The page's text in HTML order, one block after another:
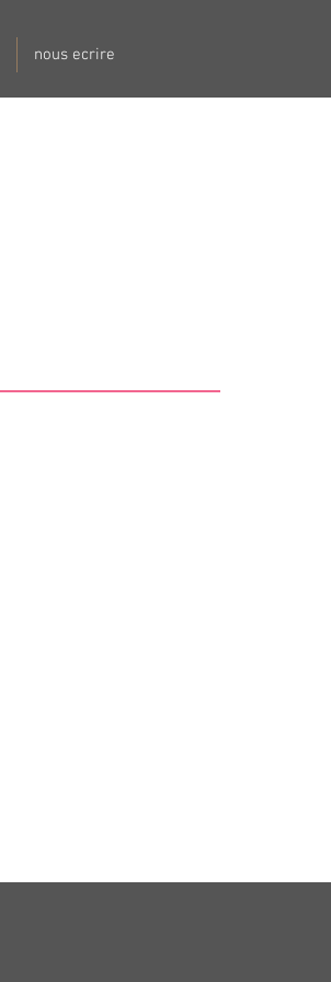
nous ecrire